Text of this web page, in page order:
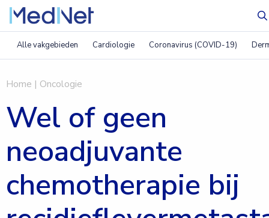
Alle vakgebieden Cardiologie Coronavirus (COVID-19)
Home | Oncologie
Wel of geen
neoadjuvante
chemotherapie bij